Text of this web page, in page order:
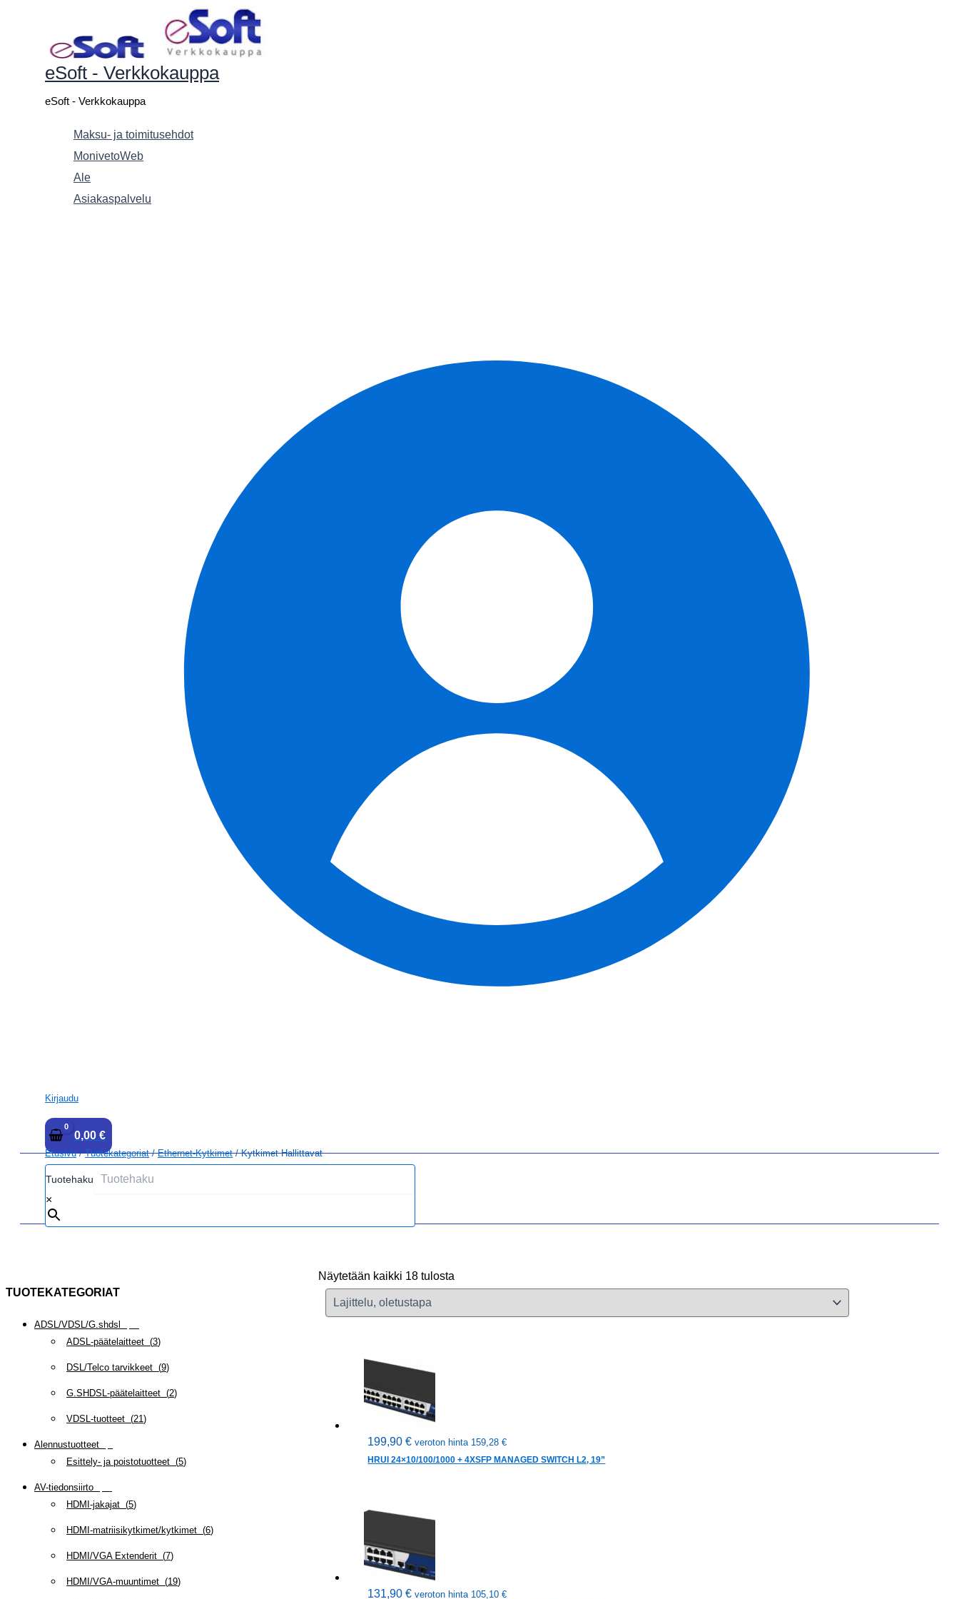
eSoft - Verkkokauppa
eSoft - Verkkokauppa
Maksu- ja toimitusehdot
MonivetoWeb
Ale
Asiakaspalvelu
Kirjaudu
0,00€
Etusivu/Tuotekategoriat/Ethernet-Kytkimet/ Kytkimet Hallittavat
Tuotehaku
×
TUOTEKATEGORIAT
ADSL/VDSL/G.shdsl
ADSL-päätelaitteet (3)
DSL/Telco tarvikkeet (9)
G.SHDSL-päätelaitteet (2)
VDSL-tuotteet (21)
Alennustuotteet
Esittely- ja poistotuotteet (5)
AV-tiedonsiirto
HDMI-jakajat (5)
HDMI-matriisikytkimet/kytkimet (6)
HDMI/VGA Extenderit (7)
HDMI/VGA-muuntimet (19)
Näytetään kaikki 18 tulosta
199,90€ veroton hinta 159,28€
HRUI 24×10/100/1000 + 4XSFP MANAGED SWITCH L2, 19”
131,90€ veroton hinta 105,10€